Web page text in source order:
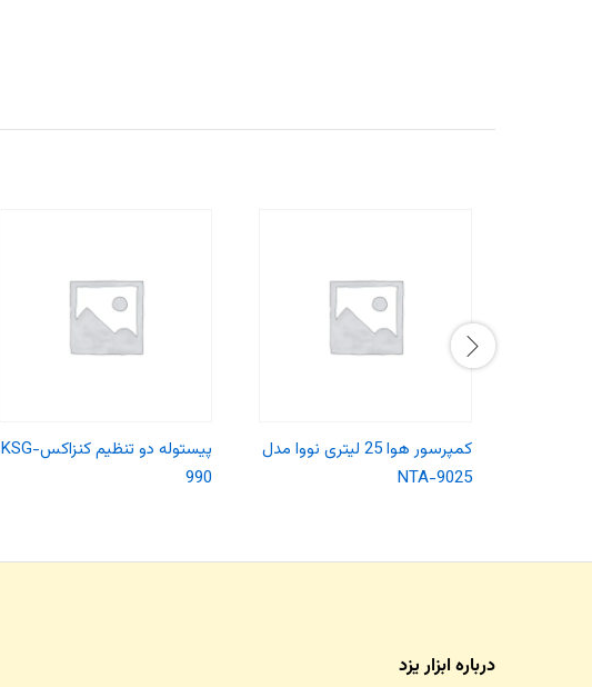
کمپرسور هوا 25 لیتری نووا مدل
NTA-9025
پیستوله دو تنظیم کنزاکسKSG-
990
درباره ابزار یزد